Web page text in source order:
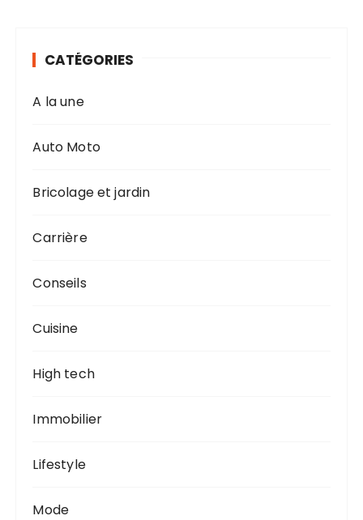
CATÉGORIES
A la une
Auto Moto
Bricolage et jardin
Carrière
Conseils
Cuisine
High tech
Immobilier
Lifestyle
Mode